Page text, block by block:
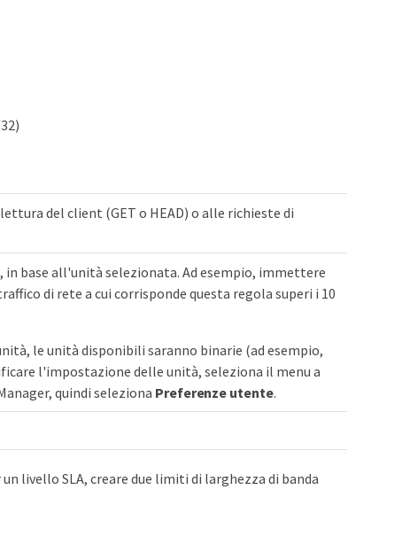
del client (GET o HEAD) o alle richieste di
base all'unità selezionata. Ad esempio, immettere
di rete a cui corrisponde questa regola superi i 10
le unità disponibili saranno binarie (ad esempio,
l'impostazione delle unità, seleziona il menu a
quindi seleziona Preferenze utente.
livello SLA, creare due limiti di larghezza di banda